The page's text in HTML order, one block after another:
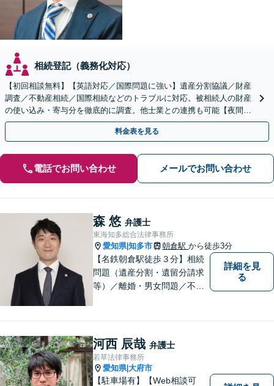
相続登記（義務化対応）
【初回相談無料】【英語対応／国際問題に強い】遺産分割協議／財産
調査／不動産相続／国際相続などのトラブルに対応。被相続人の財産
の使い込み・寄与分を徹底的に調査。他士業との連携も可能【夜間・
休日面談】【出張サービスあり】【徳重駅／神沢駅5分】
料金表を見る
電話でお問い合わせ メールでお問い合わせ
森 悠 弁護士
東海知多総合法律事務所
愛知県|知多市 朝倉駅 から徒歩3分
【名鉄朝倉駅徒歩３分】相続
問題（遺産分割・遺留分請求
等）／離婚・男女問題／不動
多数。
詳細を見
る
河西 辰哉 弁護士
若草法律事務所
愛知県|大府市
【駐車場有】【Web相談可